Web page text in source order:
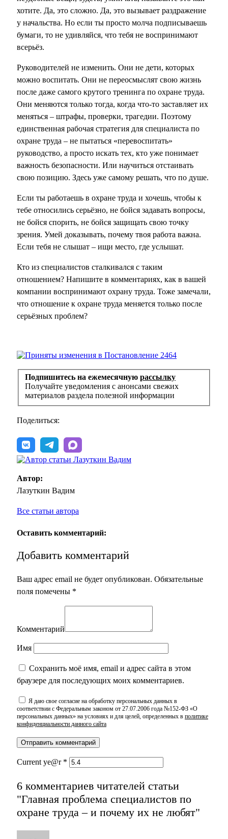
хотите. Да, это сложно. Да, это вызывает раздражение
у начальства. Но если ты просто молча подписываешь
бумаги, то не удивляйся, что тебя не воспринимают
всерьёз.
Руководителей не изменить. Они не дети, которых
можно воспитать. Они не переосмыслят свою жизнь
после даже самого крутого тренинга по охране труда.
Они меняются только тогда, когда что-то заставляет их
меняться – штрафы, проверки, трагедии. Поэтому
единственная рабочая стратегия для специалиста по
охране труда – не пытаться «перевоспитать»
руководство, а просто искать тех, кто уже понимает
важность безопасности. Или научиться отстаивать
свою позицию. Здесь уже самому решать, что по душе.
Если ты работаешь в охране труда и хочешь, чтобы к
тебе относились серьёзно, не бойся задавать вопросы,
не бойся спорить, не бойся защищать свою точку
зрения. Умей доказывать, почему твоя работа важна.
Если тебя не слышат – ищи место, где услышат.
Кто из специалистов сталкивался с таким
отношением? Напишите в комментариях, как в вашей
компании воспринимают охрану труда. Тоже замечали,
что отношение к охране труда меняется только после
серьёзных проблем?
Подпишитесь на ежемесячную рассылку
Получайте уведомления с анонсами свежих
материалов раздела полезной информации
Поделиться:
Автор:
Лазуткин Вадим
Все статьи автора
Оставить комментарий:
Добавить комментарий
Ваш адрес email не будет опубликован. Обязательные
поля помечены *
Комментарий
Имя
Сохранить моё имя, email и адрес сайта в этом
браузере для последующих моих комментариев.
Я даю свое согласие на обработку персональных данных в
соответствии с Федеральным законом от 27.07.2006 года №152-ФЗ «О
персональных данных» на условиях и для целей, определенных в политике
конфиденциальности данного сайта
Current ye@r *
6 комментариев читателей статьи
"Главная проблема специалистов по
охране труда – и почему их не любят"